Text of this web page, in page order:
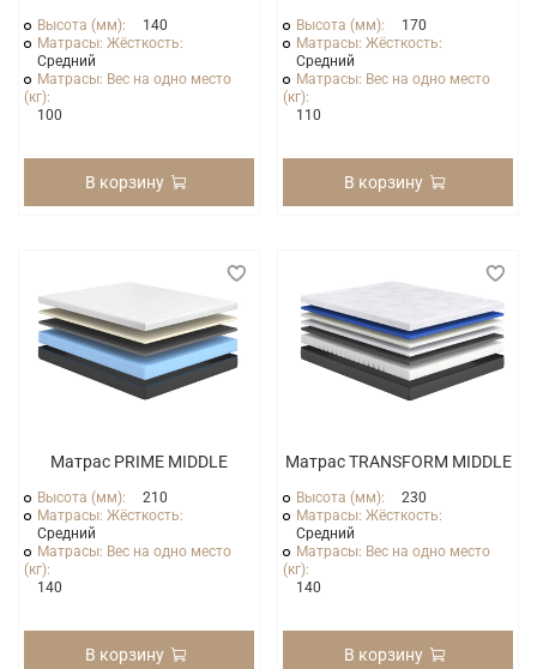
Высота (мм):
140
Матрасы: Жёсткость:
Средний
Матрасы: Вес на одно место
(кг):
100
В корзину
Высота (мм):
170
Матрасы: Жёсткость:
Средний
Матрасы: Вес на одно место
(кг):
110
В корзину
Матрас PRIME MIDDLE
Высота (мм):
210
Матрасы: Жёсткость:
Средний
Матрасы: Вес на одно место
(кг):
140
В корзину
Матрас TRANSFORM MIDDLE
Высота (мм):
230
Матрасы: Жёсткость:
Средний
Матрасы: Вес на одно место
(кг):
140
В корзину